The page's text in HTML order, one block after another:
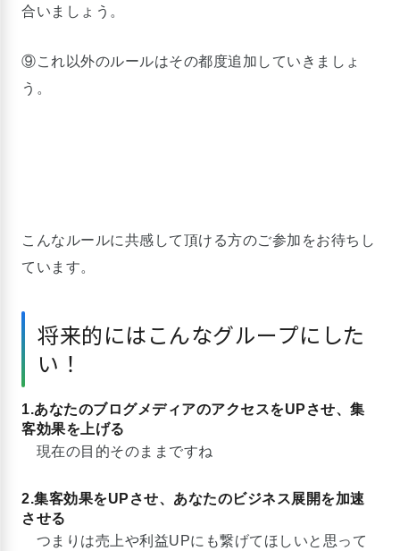
合いましょう。
⑨これ以外のルールはその都度追加していきましょ
う。
こんなルールに共感して頂ける方のご参加をお待ちし
ています。
将来的にはこんなグループにした
い！
1.あなたのブログメディアのアクセスをUPさせ、集
客効果を上げる
現在の目的そのままですね
2.集客効果をUPさせ、あなたのビジネス展開を加速
させる
つまりは売上や利益UPにも繋げてほしいと思って